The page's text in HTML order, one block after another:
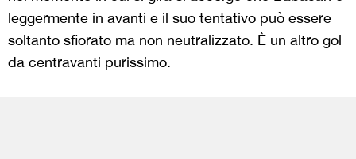
leggermente in avanti e il suo tentativo può essere
soltanto sfiorato ma non neutralizzato. È un altro gol
da centravanti purissimo.